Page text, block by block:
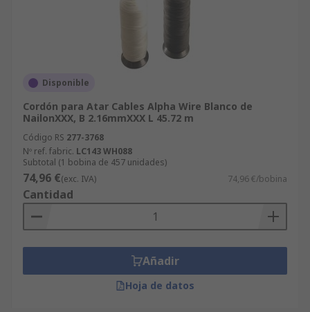
Disponible
Cordón para Atar Cables Alpha Wire Blanco de
NailonXXX, B 2.16mmXXX L 45.72 m
Código RS 277-3768
Nº ref. fabric. LC143 WH088
Subtotal (1 bobina de 457 unidades)
74,96 €(exc. IVA) 74,96 €/bobina
Cantidad
Añadir
Hoja de datos